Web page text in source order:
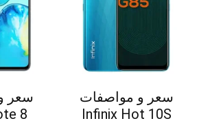
سعر و مواصفات
Infinix Hot 10S
سعر
8